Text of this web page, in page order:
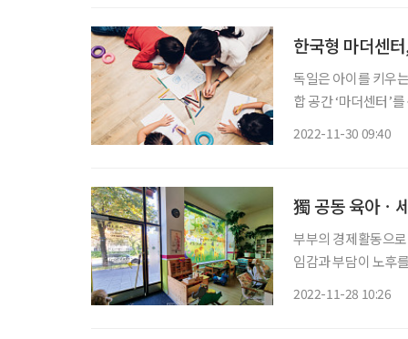
한국형 마더센
독일은 아이를 키우
합 공간 ‘마더센터’
2022-11-30 09:40
獨 공동 육아ㆍ
부부의 경제활동으
임감과 부담이 노후
2022-11-28 10:26